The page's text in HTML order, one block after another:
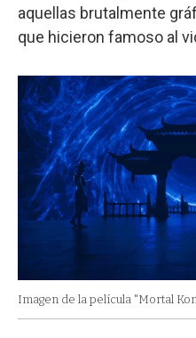
aquellas brutalmente
que hicieron famoso al
Imagen de la película "Mortal